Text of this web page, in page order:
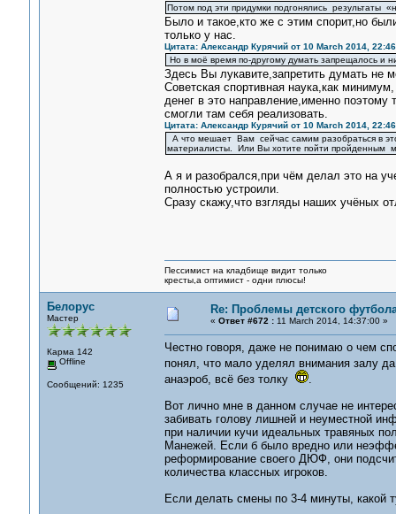
Потом под эти придумки подгонялись результаты
Было и такое,кто же с этим спорит,но
только у нас.
Цитата: Александр Курячий от 10 March 2014,
Но в моё время по-другому думать запрещалось и
Здесь Вы лукавите,запретить думать не
Советская спортивная наука,как
денег в это направление,именно
смогли там себя реализовать.
Цитата: Александр Курячий от 10 March 2014,
А что мешает Вам сейчас самим разобраться в
материалисты. Или Вы хотите пойти пройденным
А я и разобрался,при чём делал это на
полностью устроили.
Сразу скажу,что взгляды наших учёных
Пессимист на кладбище видит только
кресты,а оптимист - одни плюсы!
Белорус
Мастер
Карма 142
Offline
Сообщений: 1235
Re: Проблемы детского
« Ответ #672 :11 March 2014, 14:37:00 »
Честно говоря, даже не понимаю о чем
понял, что мало уделял внимания залу
анаэроб, всё без толку
.
Вот лично мне в данном случае не
забивать голову лишней и неуместной
при наличии кучи идеальных травяных
Манежей. Если б было вредно или
реформирование своего ДЮФ, они
количества классных игроков.
Если делать смены по 3-4 минуты, какой